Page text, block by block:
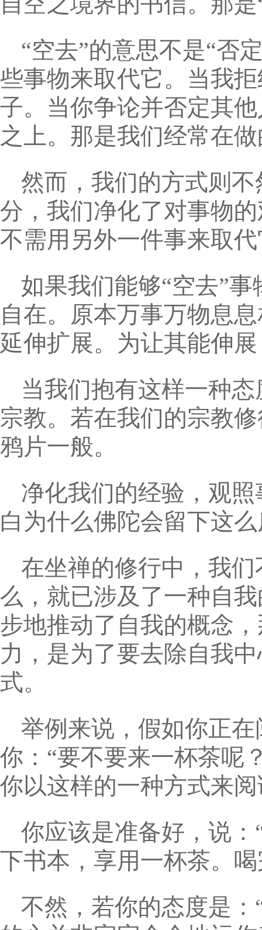
“空去”的意思不是“否
些事物来取代它。当我
子。当你争论并否定其
之上。那是我们经常在
然而，我们的方式则
分，我们净化了对事物
不需用另外一件事来取
如果我们能够“空去”
自在。原本万事万物息
延伸扩展。为让其能伸
当我们抱有这样一种
宗教。若在我们的宗教
鸦片一般。
净化我们的经验，观
白为什么佛陀会留下这
在坐禅的修行中，我
么，就已涉及了一种自
步地推动了自我的概念
力，是为了要去除自我
式。
举例来说，假如你正
你：“要不要来一杯茶呢
你以这样的一种方式来
你应该是准备好，说
下书本，享用一杯茶。
不然，若你的态度是